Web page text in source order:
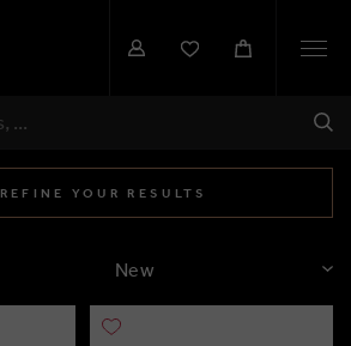
REFINE YOUR RESULTS
SORT